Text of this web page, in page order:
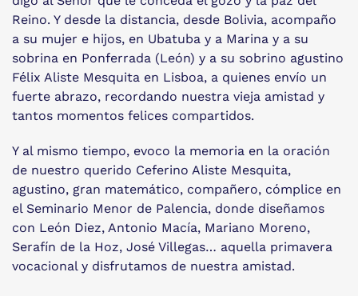
Reino. Y desde la distancia, desde Bolivia, acompaño
a su mujer e hijos, en Ubatuba y a Marina y a su
sobrina en Ponferrada (León) y a su sobrino agustino
Félix Aliste Mesquita en Lisboa, a quienes envío un
fuerte abrazo, recordando nuestra vieja amistad y
tantos momentos felices compartidos.
Y al mismo tiempo, evoco la memoria en la oración
de nuestro querido Ceferino Aliste Mesquita,
agustino, gran matemático, compañero, cómplice en
el Seminario Menor de Palencia, donde diseñamos
con León Diez, Antonio Macía, Mariano Moreno,
Serafín de la Hoz, José Villegas… aquella primavera
vocacional y disfrutamos de nuestra amistad.